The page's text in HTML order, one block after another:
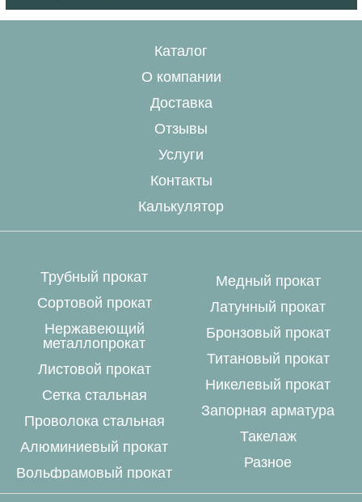
Каталог
О компании
Доставка
Отзывы
Услуги
Контакты
Калькулятор
Трубный прокат
Сортовой прокат
Нержавеющий
металлопрокат
Листовой прокат
Сетка стальная
Проволока стальная
Алюминиевый прокат
Вольфрамовый прокат
Медный прокат
Латунный прокат
Бронзовый прокат
Титановый прокат
Никелевый прокат
Запорная арматура
Такелаж
Разное